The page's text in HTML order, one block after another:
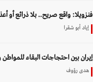
فنزويلا: واقع صريح.. بلا ذرائع أو
إياد أبو شقرا
إيران بين احتجاجات البقاء للمواطن
هدى رؤوف